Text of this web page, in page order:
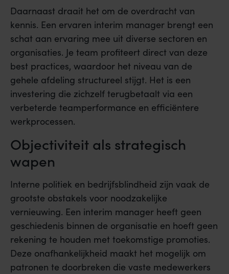
Daarnaast draait het om de overdracht van
kennis. Een ervaren interim manager brengt een
schat aan ervaring mee uit diverse sectoren en
organisaties. Je team profiteert direct van deze
best practices, waardoor het niveau van de
gehele afdeling structureel stijgt. Het is een
investering die zichzelf terugbetaalt via een
verbeterde teamperformance en efficiëntere
werkprocessen.
Objectiviteit als strategisch
wapen
Interne politiek en bedrijfsblindheid zijn vaak de
grootste obstakels voor noodzakelijke
vernieuwing. Een interim manager heeft geen
geschiedenis binnen de organisatie en hoeft geen
rekening te houden met toekomstige promoties.
Deze onafhankelijkheid maakt het mogelijk om
patronen te doorbreken die vaste medewerkers